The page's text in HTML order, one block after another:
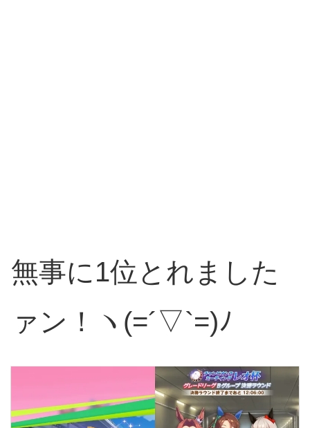
無事に1位とれました
ァン！ヽ(=´▽`=)ﾉ